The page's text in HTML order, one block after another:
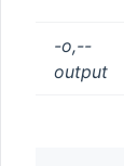
-o,--
output